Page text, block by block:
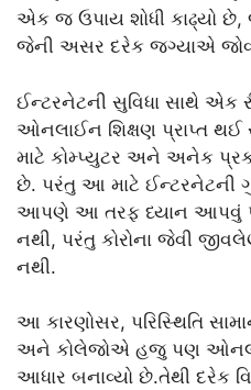
એક જ ઉપાય શોધી કાઢ્યો
જેની અસર દરેક જગ્યાએ
ઈન્ટરનેટની સુવિધા સાથે એક
ઓનલાઈન શિક્ષણ પ્રાપ્ત
માટે કોમ્પ્યુટર અને અનેક
છે. પરંતુ આ માટે ઈન્ટરનેટની
આપણે આ તરફ ધ્યાન આપવું
નથી, પરંતુ કોરોના જેવી
નથી.
આ કારણોસર, પરિસ્થિતિ
અને કોલેજોએ હજુ પણ
આધાર બનાવ્યો છે.તેથી દરેક